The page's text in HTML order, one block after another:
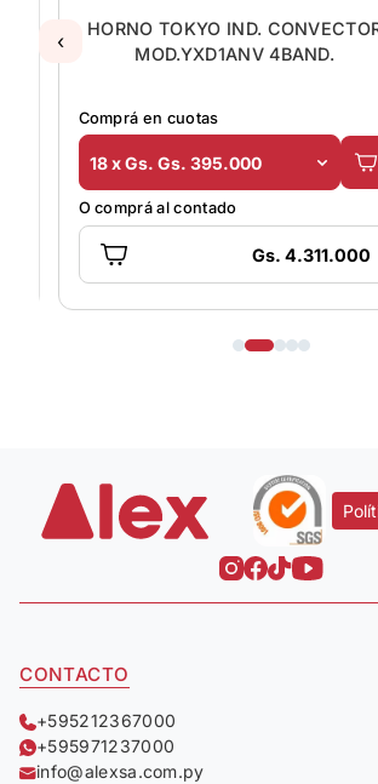
HORNO TOKYO IND.
MOD.YXD1ANV 4BAND.
Comprá en cuotas
18 x Gs. Gs. 395.000
O comprá al contado
Gs. 4.311.000
‹
CONTACTO
+595212367000
+595971237000
info@alexsa.com.py